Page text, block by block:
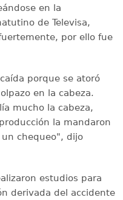
en la
de Televisa,
por ello fue
porque se atoró
en la cabeza.
mucho la cabeza,
la mandaron
chequeo", dijo
estudios para
derivada del accidente